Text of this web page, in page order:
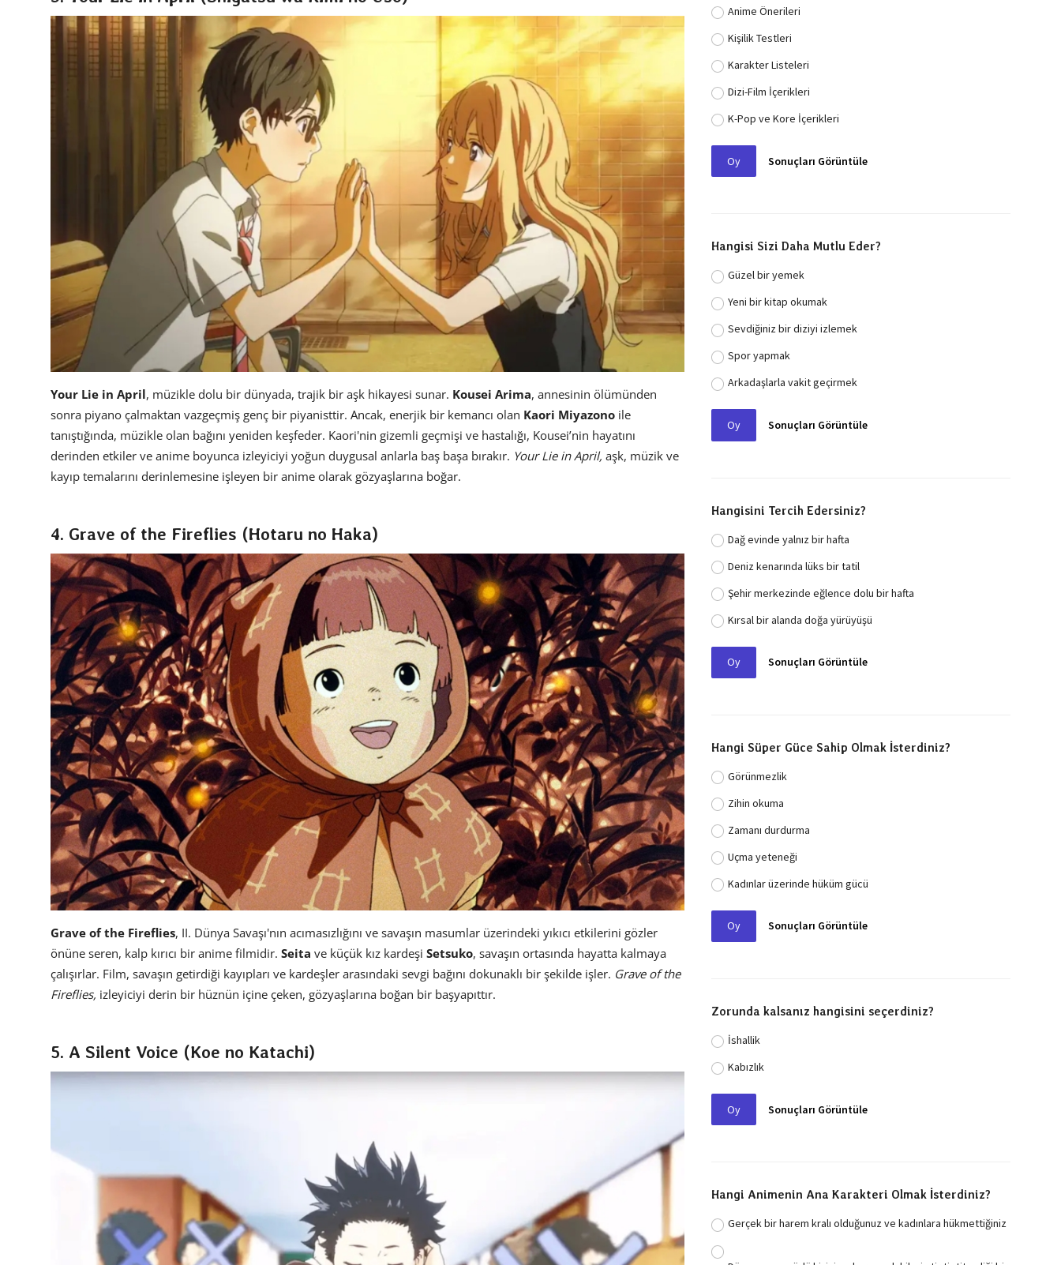
Your Lie in April, müzikle dolu bir dünyada, trajik bir aşk hikayesi sunar. Kousei Arima, annesinin ölümünden
sonra piyano çalmaktan vazgeçmiş genç bir piyanisttir. Ancak, enerjik bir kemancı olan Kaori Miyazono ile
tanıştığında, müzikle olan bağını yeniden keşfeder. Kaori'nin gizemli geçmişi ve hastalığı, Kousei’nin hayatını
derinden etkiler ve anime boyunca izleyiciyi yoğun duygusal anlarla baş başa bırakır. Your Lie in April, aşk, müzik ve
kayıp temalarını derinlemesine işleyen bir anime olarak gözyaşlarına boğar.
4. Grave of the Fireflies (Hotaru no Haka)
Grave of the Fireflies, II. Dünya Savaşı'nın acımasızlığını ve savaşın masumlar üzerindeki yıkıcı etkilerini gözler
önüne seren, kalp kırıcı bir anime filmidir. Seita ve küçük kız kardeşi Setsuko, savaşın ortasında hayatta kalmaya
çalışırlar. Film, savaşın getirdiği kayıpları ve kardeşler arasındaki sevgi bağını dokunaklı bir şekilde işler. Grave of the
Fireflies, izleyiciyi derin bir hüznün içine çeken, gözyaşlarına boğan bir başyapıttır.
5. A Silent Voice (Koe no Katachi)
Anime Önerileri
Kişilik Testleri
Karakter Listeleri
Dizi-Film İçerikleri
K-Pop ve Kore İçerikleri
Oy Sonuçları Görüntüle
Hangisi Sizi Daha Mutlu Eder?
Güzel bir yemek
Yeni bir kitap okumak
Sevdiğiniz bir diziyi izlemek
Spor yapmak
Arkadaşlarla vakit geçirmek
Oy Sonuçları Görüntüle
Hangisini Tercih Edersiniz?
Dağ evinde yalnız bir hafta
Deniz kenarında lüks bir tatil
Şehir merkezinde eğlence dolu bir hafta
Kırsal bir alanda doğa yürüyüşü
Oy Sonuçları Görüntüle
Hangi Süper Güce Sahip Olmak İsterdiniz?
Görünmezlik
Zihin okuma
Zamanı durdurma
Uçma yeteneği
Kadınlar üzerinde hüküm gücü
Oy Sonuçları Görüntüle
Zorunda kalsanız hangisini seçerdiniz?
İshallik
Kabızlık
Oy Sonuçları Görüntüle
Hangi Animenin Ana Karakteri Olmak İsterdiniz?
Gerçek bir harem kralı olduğunuz ve kadınlara hükmettiğiniz